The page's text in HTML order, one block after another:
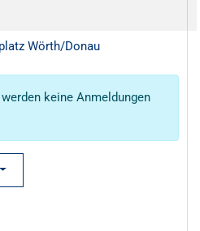
Wörth/Donau
keine Anmeldungen